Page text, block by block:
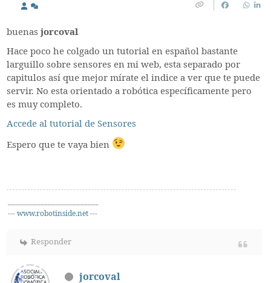
buenas jorcoval
Hace poco he colgado un tutorial en español bastante
larguillo sobre sensores en mi web, esta separado por
capitulos así que mejor mírate el indice a ver que te puede
servir. No esta orientado a robótica específicamente pero
es muy completo.
Accede al tutorial de Sensores
Espero que te vaya bien
--- www.robotinside.net ---
Responder
jorcoval